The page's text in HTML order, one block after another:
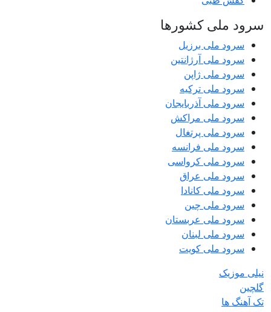
سرود ملی کشورها
سرود ملی برزیل
سرود ملی آرژانتین
سرود ملی ژاپن
سرود ملی ترکیه
سرود ملی آذربایجان
سرود ملی مراکش
سرود ملی پرتغال
سرود ملی فرانسه
سرود ملی کرواسی
سرود ملی عراق
سرود ملی کانادا
سرود ملی چین
سرود ملی عربستان
سرود ملی لبنان
سرود ملی کویت
نیلی موزیک
گلچین
تک آهنگ ها